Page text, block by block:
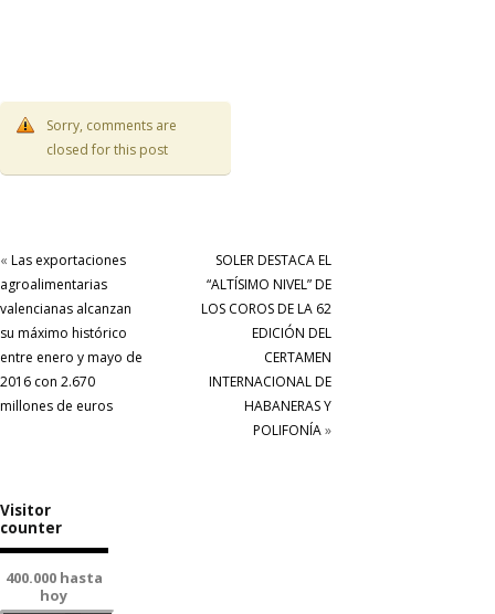
Sorry, comments are
closed for this post
« Las exportaciones
agroalimentarias
valencianas alcanzan
su máximo histórico
entre enero y mayo de
2016 con 2.670
millones de euros
SOLER DESTACA EL
“ALTÍSIMO NIVEL” DE
LOS COROS DE LA 62
EDICIÓN DEL
CERTAMEN
INTERNACIONAL DE
HABANERAS Y
POLIFONÍA»
Visitor
counter
400.000 hasta
hoy